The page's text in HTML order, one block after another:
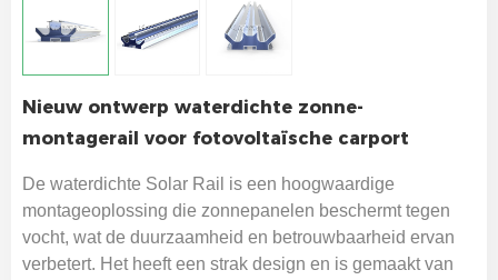
Nieuw ontwerp waterdichte zonne-
montagerail voor fotovoltaïsche carport
De waterdichte Solar Rail is een hoogwaardige
montageoplossing die zonnepanelen beschermt tegen
vocht, wat de duurzaamheid en betrouwbaarheid ervan
verbetert. Het heeft een strak design en is gemaakt van